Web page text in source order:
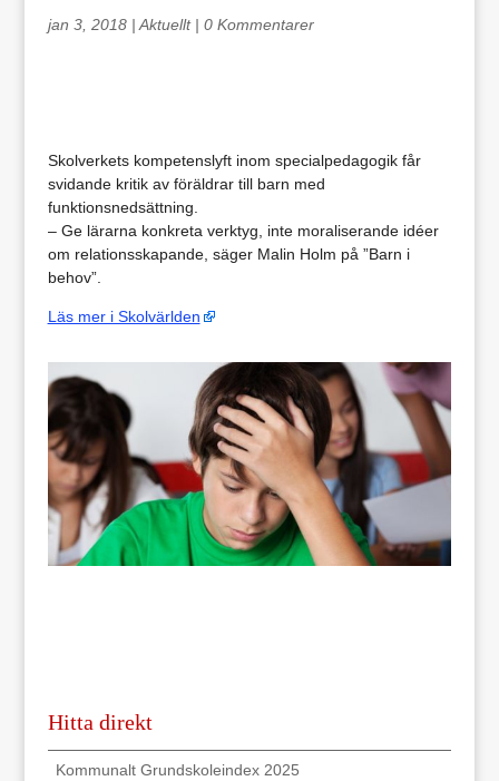
jan 3, 2018| Aktuellt| 0 Kommentarer
Skolverkets kompetenslyft inom specialpedagogik får
svidande kritik av föräldrar till barn med
funktionsnedsättning.
– Ge lärarna konkreta verktyg, inte moraliserande idéer
om relationsskapande, säger Malin Holm på ”Barn i
behov”.
Läs mer i Skolvärlden
Hitta direkt
Kommunalt Grundskoleindex 2025